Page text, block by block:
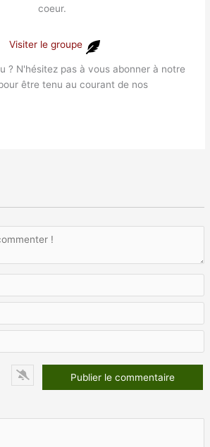
coeur.
Visiter le groupe
? N'hésitez pas à vous abonner à notre
être tenu au courant de nos